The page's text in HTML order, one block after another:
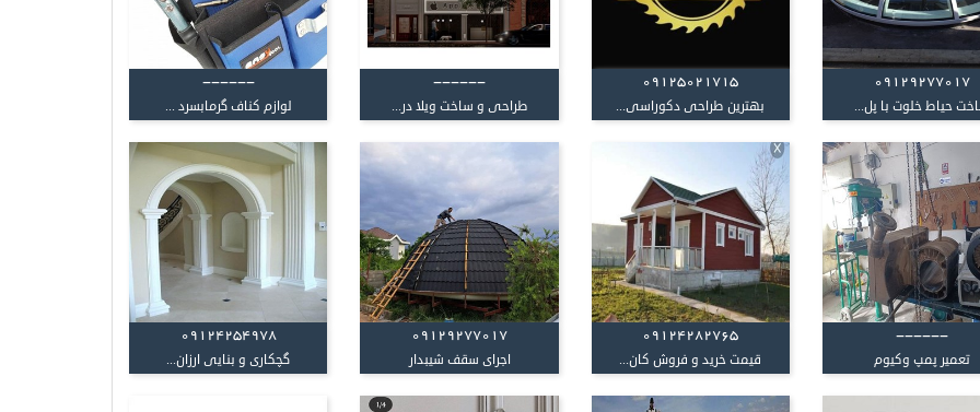
09129277017
حیاط خلوت با پل...
09125021715
بهترین طراحی دکوراسی...
------
طراحی و ساخت ویلا در...
------
لوازم کناف گرمابسرد ...
------
تعمیر پمپ وکیوم
09124282765
قیمت خرید و فروش کان...
09129277017
اجرای سقف شیبدار
09124254978
گچکاری و بنایی ارزان...